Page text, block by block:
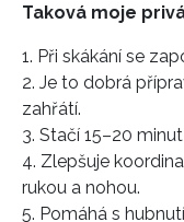
Taková moje
1. Při skákání se
2. Je to dobrá
zahřátí.
3. Stačí 15–20
4. Zlepšuje
rukou a nohou.
5. Pomáhá s